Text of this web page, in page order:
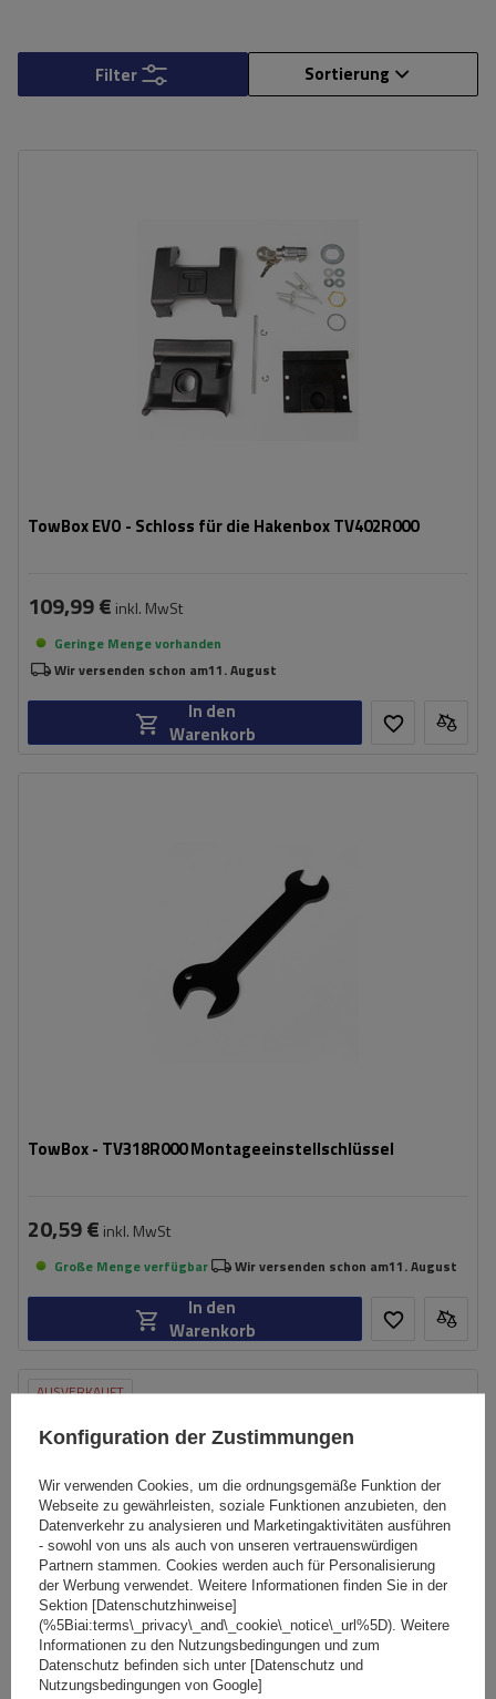
Sortierung
Filter
TowBox EVO - Schloss für die Hakenbox TV402R000
109,99 € inkl. MwSt
Geringe Menge vorhanden
Wir versenden schon am11. August
In den
Warenkorb
TowBox - TV318R000 Montageeinstellschlüssel
20,59 € inkl. MwSt
Große Menge verfügbar Wir versenden schon am11. August
In den
Warenkorb
AUSVERKAUFT
Konfiguration der Zustimmungen
Wir verwenden Cookies, um die ordnungsgemäße Funktion der
Webseite zu gewährleisten, soziale Funktionen anzubieten, den
Datenverkehr zu analysieren und Marketingaktivitäten ausführen
- sowohl von uns als auch von unseren vertrauenswürdigen
Partnern stammen. Cookies werden auch für Personalisierung
der Werbung verwendet. Weitere Informationen finden Sie in der
Sektion [Datenschutzhinweise]
(%5Biai:terms\_privacy\_and\_cookie\_notice\_url%5D). Weitere
Informationen zu den Nutzungsbedingungen und zum
Datenschutz befinden sich unter [Datenschutz und
Nutzungsbedingungen von Google]